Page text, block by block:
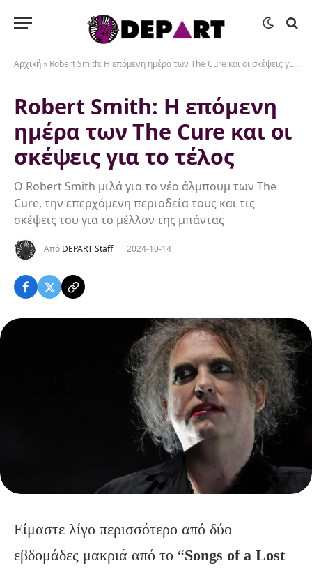
Αρχική » Robert Smith: Η επόμενη ημέρα των The Cure και οι σκέψεις για το τέλος
Robert Smith: Η επόμενη
ημέρα των The Cure και οι
σκέψεις για το τέλος
Ο Robert Smith μιλά για το νέο άλμπουμ των The
Cure, την επερχόμενη περιοδεία τους και τις
σκέψεις του για το μέλλον της μπάντας
Από DEPART Staff 2024-10-14
Είμαστε λίγο περισσότερο από δύο
εβδομάδες μακριά από το “Songs of a Lost